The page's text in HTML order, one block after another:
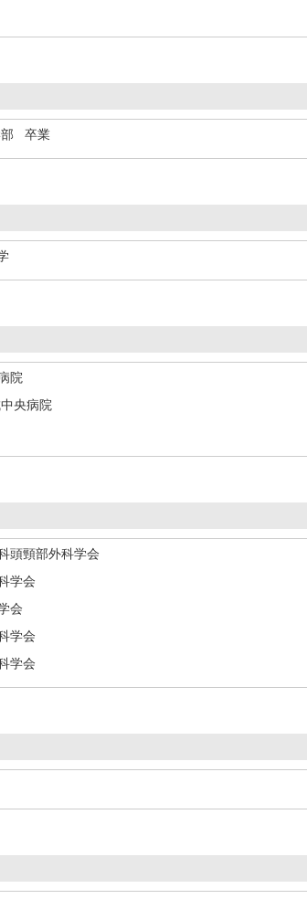
部 卒業
院
央病院
頭頸部外科学会
学会
会
学会
学会